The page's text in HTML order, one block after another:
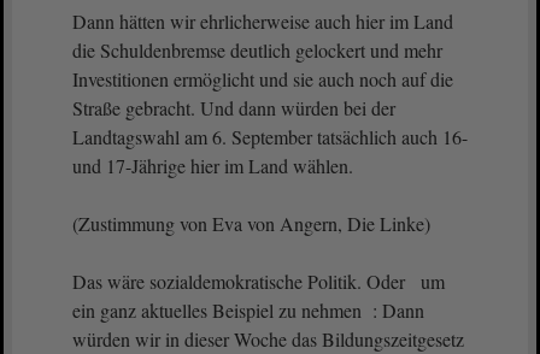
Dann hätten wir ehrlicherweise auch hier im Land
die Schuldenbremse deutlich gelockert und mehr
Investitionen ermöglicht und sie auch noch auf die
Straße gebracht. Und dann würden bei der
Landtagswahl am 6. September tatsächlich auch 16-
und 17-Jährige hier im Land wählen.
(Zustimmung von Eva von Angern, Die Linke)
Das wäre sozialdemokratische Politik. Oder um
ein ganz aktuelles Beispiel zu nehmen : Dann
würden wir in dieser Woche das Bildungszeitgesetz